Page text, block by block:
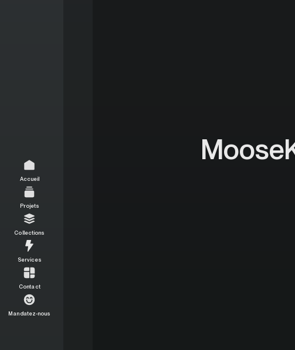
Accueil
Projets
Collections
Services
Contact
Mandatez-nous